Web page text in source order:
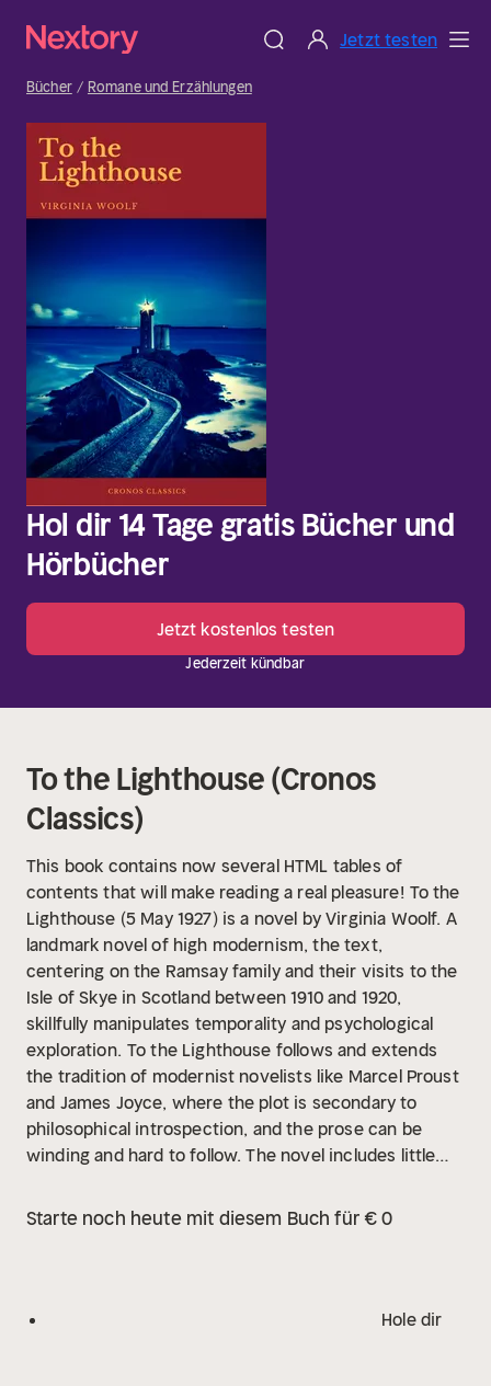
Jetzt testen
Bücher Romane und Erzählungen
Hol dir 14 Tage gratis Bücher und
Hörbücher
Jetzt kostenlos testen
Jederzeit kündbar
To the Lighthouse (Cronos
Classics)
This book contains now several HTML tables of
contents that will make reading a real pleasure! To the
Lighthouse (5 May 1927) is a novel by Virginia Woolf. A
landmark novel of high modernism, the text,
centering on the Ramsay family and their visits to the
Isle of Skye in Scotland between 1910 and 1920,
skillfully manipulates temporality and psychological
exploration. To the Lighthouse follows and extends
the tradition of modernist novelists like Marcel Proust
and James Joyce, where the plot is secondary to
philosophical introspection, and the prose can be
winding and hard to follow. The novel includes little
thoughts and observations. The novel recalls the
Starte noch heute mit diesem Buch für € 0
Hole dir